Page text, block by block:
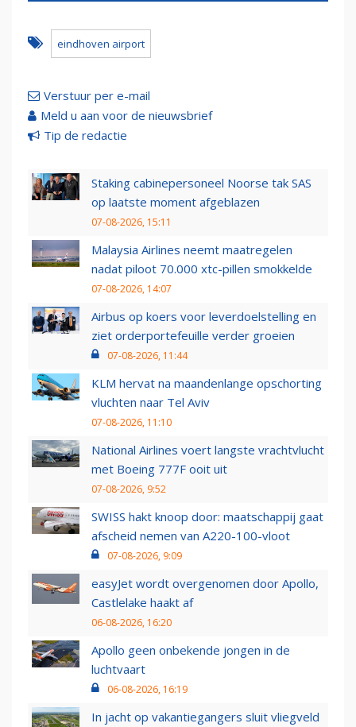
eindhoven airport
Verstuur per e-mail
Meld u aan voor de nieuwsbrief
Tip de redactie
Staking cabinepersoneel Noorse tak SAS
op laatste moment afgeblazen
07-08-2026, 15:11
Malaysia Airlines neemt maatregelen
nadat piloot 70.000 xtc-pillen smokkelde
07-08-2026, 14:07
Airbus op koers voor leverdoelstelling en
ziet orderportefeuille verder groeien
07-08-2026, 11:44
KLM hervat na maandenlange opschorting
vluchten naar Tel Aviv
07-08-2026, 11:10
National Airlines voert langste vrachtvlucht
met Boeing 777F ooit uit
07-08-2026, 9:52
SWISS hakt knoop door: maatschappij gaat
afscheid nemen van A220-100-vloot
07-08-2026, 9:09
easyJet wordt overgenomen door Apollo,
Castlelake haakt af
06-08-2026, 16:20
Apollo geen onbekende jongen in de
luchtvaart
06-08-2026, 16:19
In jacht op vakantiegangers sluit vliegveld